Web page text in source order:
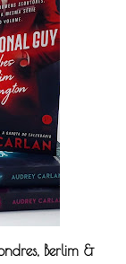
Berlim &